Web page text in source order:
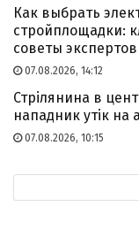
Как выбрать
стройплощадки:
советы экспертов
07.08.2026, 14:12
Стрілянина в
нападник утік на
07.08.2026, 10:15